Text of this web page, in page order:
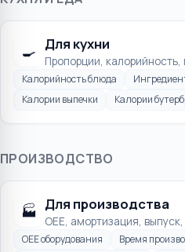
🍳 Для кухни
Пропорции,
Калорийность блюда
Калории выпечки
Калории
ПРОИЗВОДСТВО
🏭 Для производства
OEE, амортизация,
OEE оборудования
Время